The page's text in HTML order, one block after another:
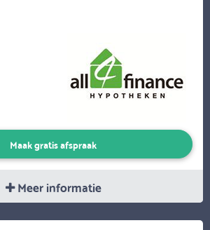
Maak gratis afspraak
Meer informatie